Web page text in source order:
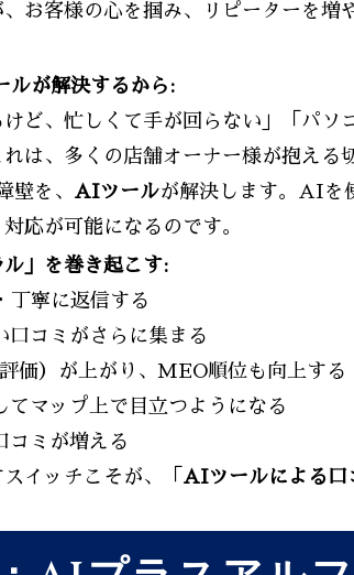
お客様の心を掴み、リピーターを増
ルが解決するから:
けど、忙しくて手が回らない」「パソ
は、多くの店舗オーナー様が抱える
壁を、 AIツールが解決します。AIを
応が可能になるのです。
」を巻き起こす:
丁寧に返信する
コミがさらに集まる
評価）が上がり、MEO順位も向上する
てマップ上で目立つようになる
コミが増える
イッチこそが、「 AIツールによる口